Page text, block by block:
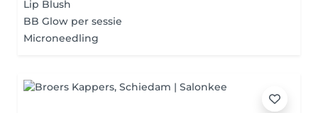
Lip Blush
BB Glow per sessie
Microneedling